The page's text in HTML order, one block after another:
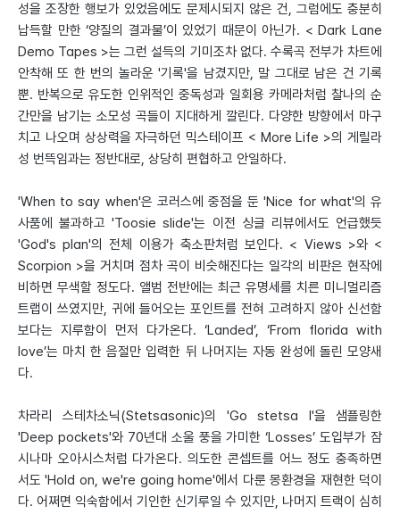
성을 조장한 행보가 있었음에도 문제시되지 않은 건, 그럼에도 충분히
납득할 만한 ‘양질의 결과물’이 있었기 때문이 아닌가. < Dark Lane
Demo Tapes >는 그런 설득의 기미조차 없다. 수록곡 전부가 차트에
안착해 또 한 번의 놀라운 '기록'을 남겼지만, 말 그대로 남은 건 기록
뿐. 반복으로 유도한 인위적인 중독성과 일회용 카메라처럼 찰나의 순
간만을 남기는 소모성 곡들이 지대하게 깔린다. 다양한 방향에서 마구
치고 나오며 상상력을 자극하던 믹스테이프 < More Life >의 게릴라
성 번뜩임과는 정반대로, 상당히 편협하고 안일하다.
'When to say when'은 코러스에 중점을 둔 'Nice for what'의 유
사품에 불과하고 'Toosie slide'는 이전 싱글 리뷰에서도 언급했듯
'God's plan'의 전체 이용가 축소판처럼 보인다. < Views >와 <
Scorpion >을 거치며 점차 곡이 비슷해진다는 일각의 비판은 현작에
비하면 무색할 정도다. 앨범 전반에는 최근 유명세를 치른 미니멀리즘
트랩이 쓰였지만, 귀에 들어오는 포인트를 전혀 고려하지 않아 신선함
보다는 지루함이 먼저 다가온다. ‘Landed’, ‘From florida with
love’는 마치 한 음절만 입력한 뒤 나머지는 자동 완성에 돌린 모양새
다.
차라리 스테차소닉(Stetsasonic)의 'Go stetsa I'을 샘플링한
'Deep pockets'와 70년대 소울 풍을 가미한 ‘Losses’ 도입부가 잠
시나마 오아시스처럼 다가온다. 의도한 콘셉트를 어느 정도 충족하면
서도 'Hold on, we're going home'에서 다룬 몽환경을 재현한 덕이
다. 어쩌면 익숙함에서 기인한 신기루일 수 있지만, 나머지 트랙이 심히